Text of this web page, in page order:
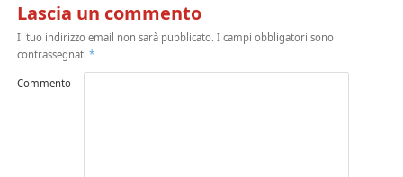
Lascia un commento
Il tuo indirizzo email non sarà pubblicato. I campi obbligatori sono
contrassegnati *
Commento